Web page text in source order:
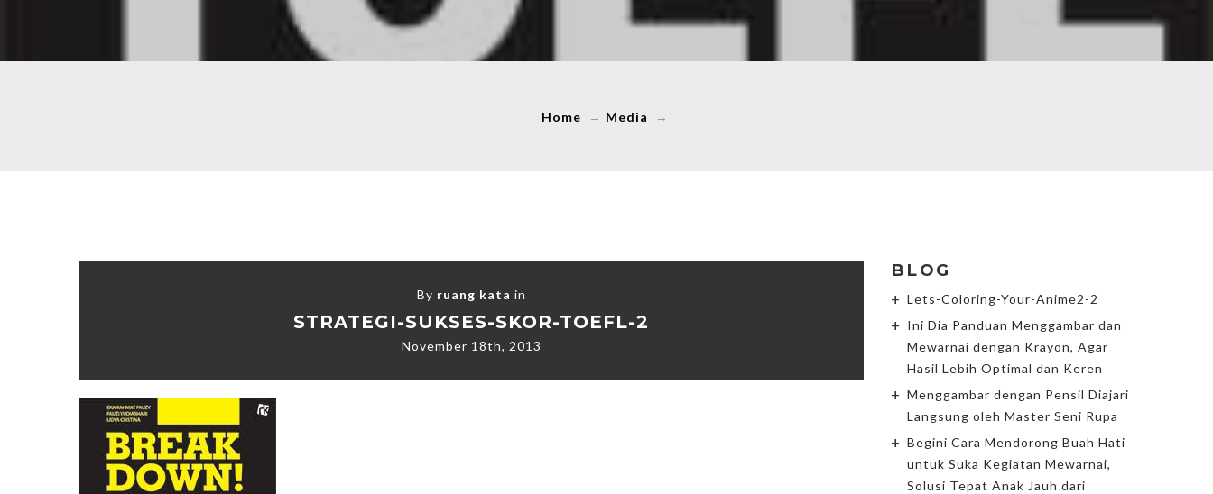
Home → Media →
By ruang kata in
STRATEGI-SUKSES-SKOR-TOEFL-2
November 18th, 2013
BLOG
Lets-Coloring-Your-Anime2-2
Ini Dia Panduan Menggambar dan
Mewarnai dengan Krayon, Agar
Hasil Lebih Optimal dan Keren
Menggambar dengan Pensil Diajari
Langsung oleh Master Seni Rupa
Begini Cara Mendorong Buah Hati
untuk Suka Kegiatan Mewarnai,
Solusi Tepat Anak Jauh dari